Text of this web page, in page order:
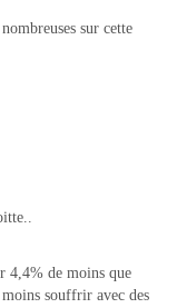
sur cette
4,4% de moins que
souffrir avec des